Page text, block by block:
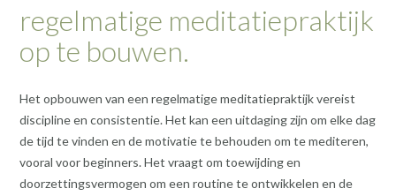
regelmatige meditatiepraktijk
op te bouwen.
Het opbouwen van een regelmatige meditatiepraktijk vereist
discipline en consistentie. Het kan een uitdaging zijn om elke dag
de tijd te vinden en de motivatie te behouden om te mediteren,
vooral voor beginners. Het vraagt om toewijding en
doorzettingsvermogen om een routine te ontwikkelen en de